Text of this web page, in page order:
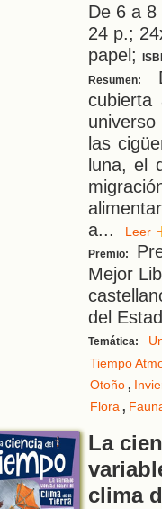
De 6 a
24 p.;
papel;
Resumen:
cubierta
las
luna, el
a...
Premio:
Mejor
del
Temática:
Tiempo
Otoño,
Flora,
La
clima